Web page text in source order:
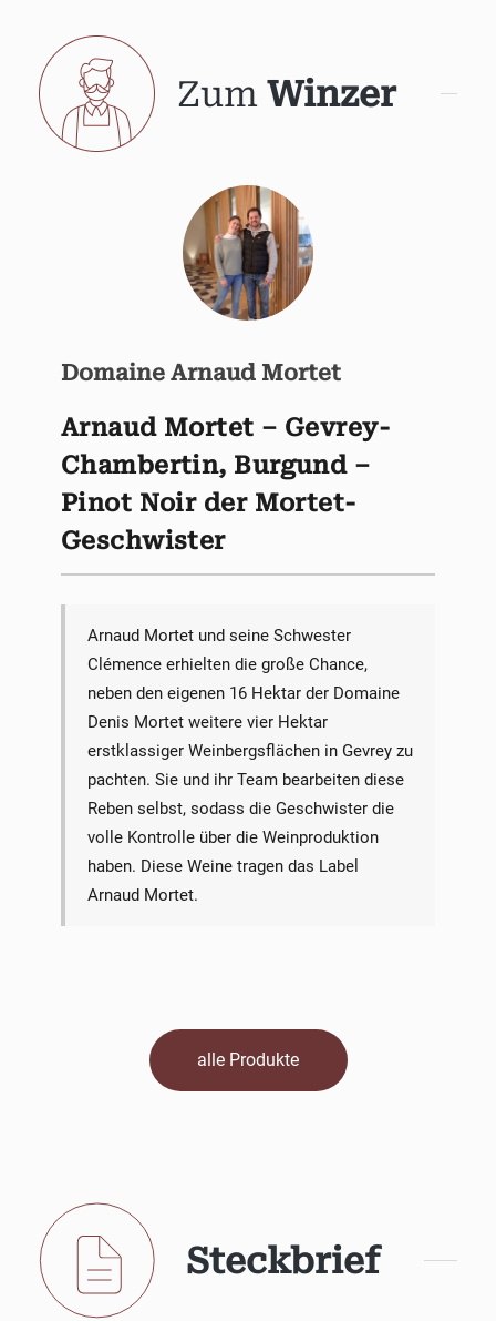
Zum Winzer
Domaine Arnaud Mortet
Arnaud Mortet – Gevrey-
Chambertin, Burgund –
Pinot Noir der Mortet-
Geschwister
Arnaud Mortet und seine Schwester
Clémence erhielten die große Chance,
neben den eigenen 16 Hektar der Domaine
Denis Mortet weitere vier Hektar
erstklassiger Weinbergsflächen in Gevrey zu
pachten. Sie und ihr Team bearbeiten diese
Reben selbst, sodass die Geschwister die
volle Kontrolle über die Weinproduktion
haben. Diese Weine tragen das Label
Arnaud Mortet.
alle Produkte
Steckbrief